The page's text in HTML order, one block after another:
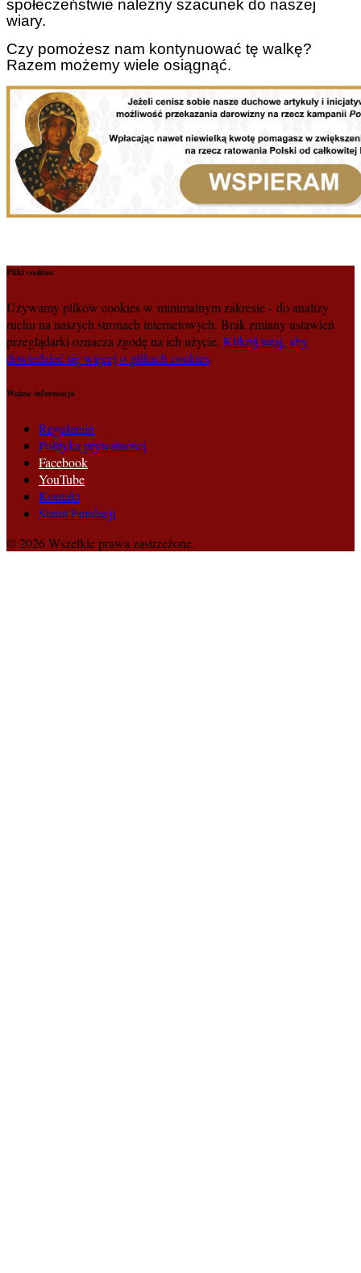
społeczeństwie należny szacunek do naszej
wiary.
Czy pomożesz nam kontynuować tę walkę?
Razem możemy wiele osiągnąć.
Pliki cookies
Używamy plików cookies w minimalnym zakresie - do analizy
ruchu na naszych stronach internetowych. Brak zmiany ustawień
przeglądarki oznacza zgodę na ich użycie. Kliknij tutaj, aby
dowiedzieć się więcej o plikach cookies.
Ważne informacje
Regulamin
Polityka prywatności
Facebook
YouTube
Kontakt
Statut Fundacji
© 2026 Wszelkie prawa zastrzeżone.